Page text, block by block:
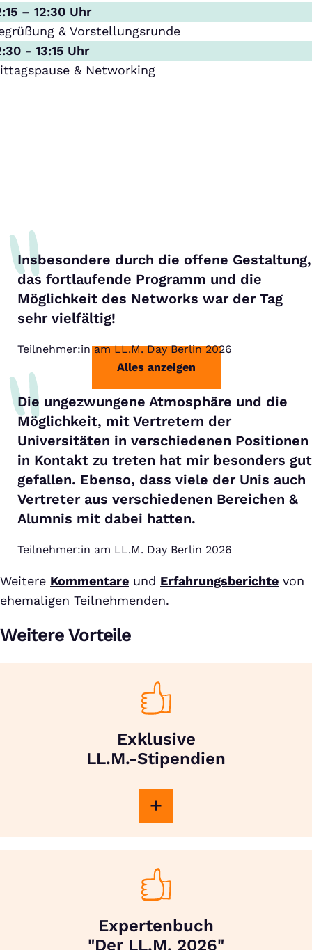
– 12:30 Uhr
& Vorstellungsrunde
- 13:15 Uhr
& Networking
Alles anzeigen
Insbesondere durch die offene Gestaltung,
das fortlaufende Programm und die
Möglichkeit des Networks war der Tag
sehr vielfältig!
Teilnehmer:in am LL.M. Day Berlin 2026
Die ungezwungene Atmosphäre und die
Möglichkeit, mit Vertretern der
Universitäten in verschiedenen Positionen
in Kontakt zu treten hat mir besonders gut
gefallen. Ebenso, dass viele der Unis auch
Vertreter aus verschiedenen Bereichen &
Alumnis mit dabei hatten.
Teilnehmer:in am LL.M. Day Berlin 2026
Weitere Kommentare und Erfahrungsberichte von
ehemaligen Teilnehmenden.
Weitere Vorteile
Exklusive
LL.M.-Stipendien
Expertenbuch
"Der LL.M. 2026"